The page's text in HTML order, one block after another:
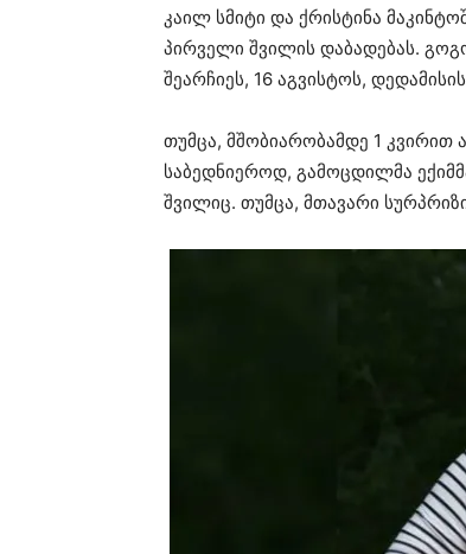
კაილ სმიტი და ქრისტინა
პირველი შვილის დაბადებას.
შეარჩიეს, 16 აგვისტოს,
თუმცა, მშობიარობამდე 1 კვირით
საბედნიეროდ, გამოცდილმა
შვილიც. თუმცა, მთავარი